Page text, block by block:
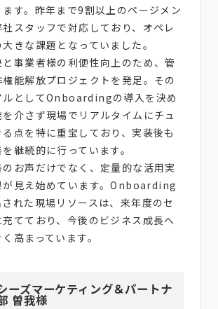
す。昨年まで9割以上のページメン
スタッフで対応しており、オペレ
きな課題となっていました。
と事業者様の利便性向上のため、管
能解放プロジェクトを発足。その
ルとしてOnboardingの導入を決め
介さず現場でリアルタイムにチュ
点を特に重宝しており、実装後も
継続的に行っています。
お声だけでなく、定量的な活用実
が見え始めています。Onboarding
れた現場リソースは、来年度のセ
てており、今後のビジネス成長へ
高まっています。
ーズマーケティング＆パートナ
曽我様